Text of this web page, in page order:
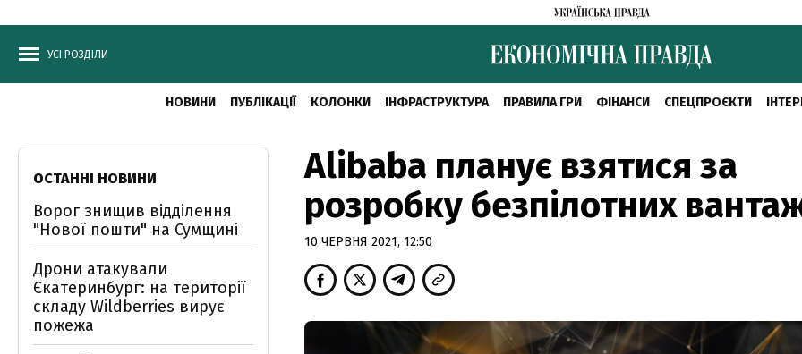
УСІ РОЗДІЛИ
НОВИНИ ПУБЛІКАЦІЇ КОЛОНКИ ІНФРАСТРУКТУРА ПРАВИЛА ГРИ ФІНАНСИ СПЕЦПРОЄКТИ
Alibaba планує взятися за
розробку безпілотних
10 ЧЕРВНЯ 2021, 12:50
ОСТАННІ НОВИНИ
Ворог знищив відділення
"Нової пошти" на Сумщині
Дрони атакували
Єкатеринбург: на території
складу Wildberries вирує
пожежа